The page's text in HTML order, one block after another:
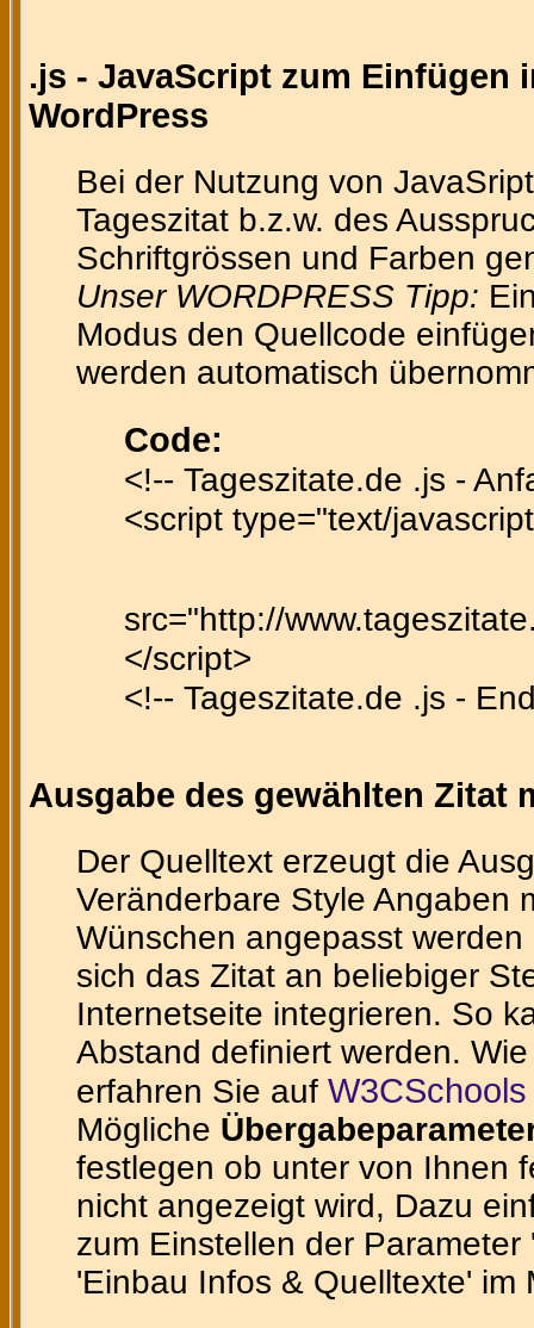
.js - JavaScript zum Einfügen
WordPress
Bei der Nutzung von
Tageszitat b.z.w. des
Schriftgrössen und Farben
Unser WORDPRESS Tipp:
Modus den Quellcode
werden automatisch
Code:
<!-- Tageszitate.de .js -
<script type="text/
src="http://
</script>
<!-- Tageszitate.de .js -
Ausgabe des gewählten Zitat
Der Quelltext erzeugt die
Veränderbare Style Angaben
Wünschen angepasst
sich das Zitat an beliebiger
Internetseite integrieren. So
Abstand definiert werden.
erfahren Sie auf
Mögliche
festlegen ob unter von Ihnen
nicht angezeigt wird, Dazu
zum Einstellen der
'Einbau Infos & Quelltexte' im